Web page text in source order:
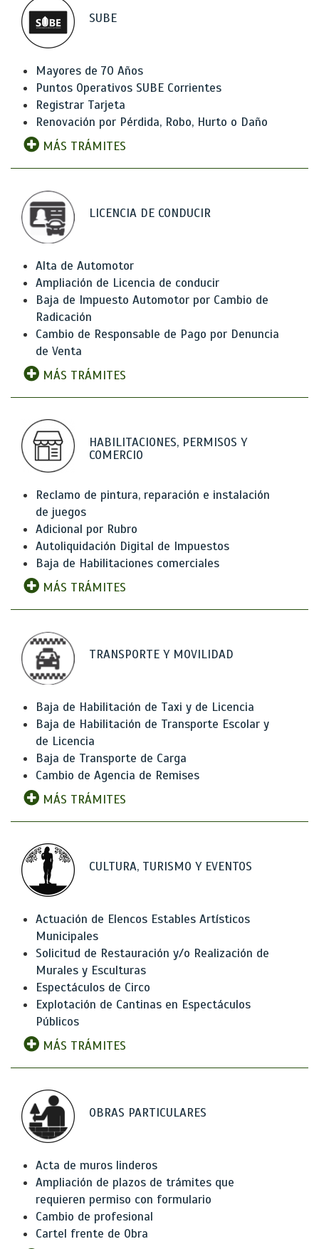
SUBE
Mayores de 70 Años
Puntos Operativos SUBE Corrientes
Registrar Tarjeta
Renovación por Pérdida, Robo, Hurto o Daño
MÁS TRÁMITES
LICENCIA DE CONDUCIR
Alta de Automotor
Ampliación de Licencia de conducir
Baja de Impuesto Automotor por Cambio de
Radicación
Cambio de Responsable de Pago por Denuncia
de Venta
MÁS TRÁMITES
HABILITACIONES, PERMISOS Y
COMERCIO
Reclamo de pintura, reparación e instalación
de juegos
Adicional por Rubro
Autoliquidación Digital de Impuestos
Baja de Habilitaciones comerciales
MÁS TRÁMITES
TRANSPORTE Y MOVILIDAD
Baja de Habilitación de Taxi y de Licencia
Baja de Habilitación de Transporte Escolar y
de Licencia
Baja de Transporte de Carga
Cambio de Agencia de Remises
MÁS TRÁMITES
CULTURA, TURISMO Y EVENTOS
Actuación de Elencos Estables Artísticos
Municipales
Solicitud de Restauración y/o Realización de
Murales y Esculturas
Espectáculos de Circo
Explotación de Cantinas en Espectáculos
Públicos
MÁS TRÁMITES
OBRAS PARTICULARES
Acta de muros linderos
Ampliación de plazos de trámites que
requieren permiso con formulario
Cambio de profesional
Cartel frente de Obra